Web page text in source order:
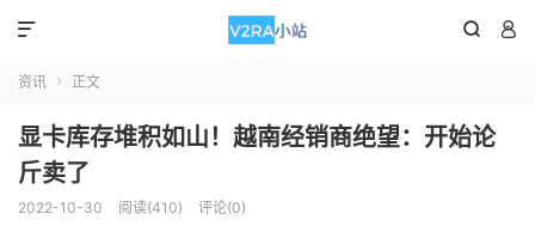
 

资讯  正文
显卡库存堆积如山！越南经销商绝望：开始论
斤卖了
2022-10-30 阅读(410) 评论(0)